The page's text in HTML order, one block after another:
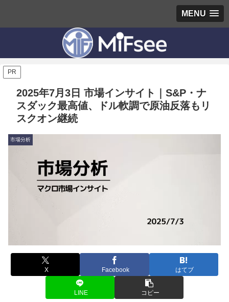
MENU
PR
2025年7月3日 市場インサイト｜S&P・ナ
スダック最高値、ドル軟調で原油反落もリ
スクオン継続
市場分析
X Facebook はてブ
LINE コピー